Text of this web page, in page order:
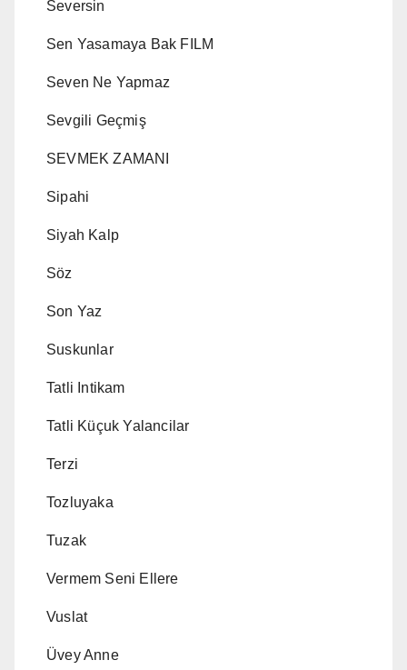
Seversin
Sen Yasamaya Bak FILM
Seven Ne Yapmaz
Sevgili Geçmiş
SEVMEK ZAMANI
Sipahi
Siyah Kalp
Söz
Son Yaz
Suskunlar
Tatli Intikam
Tatli Küçuk Yalancilar
Terzi
Tozluyaka
Tuzak
Vermem Seni Ellere
Vuslat
Üvey Anne